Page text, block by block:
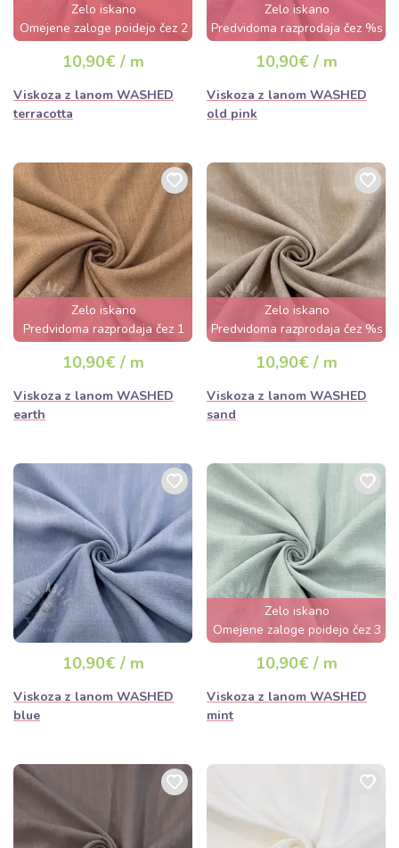
Zelo iskano
Omejene zaloge poidejo čez 2
dni
10,90€ / m
Viskoza z lanom WASHED
terracotta
Zelo iskano
Predvidoma razprodaja čez %s
dan
10,90€ / m
Viskoza z lanom WASHED
old pink
Zelo iskano
Predvidoma razprodaja čez 1
dan
10,90€ / m
Viskoza z lanom WASHED
earth
Zelo iskano
Predvidoma razprodaja čez %s
dan
10,90€ / m
Viskoza z lanom WASHED
sand
10,90€ / m
Viskoza z lanom WASHED
blue
Zelo iskano
Omejene zaloge poidejo čez 3
dni
10,90€ / m
Viskoza z lanom WASHED
mint